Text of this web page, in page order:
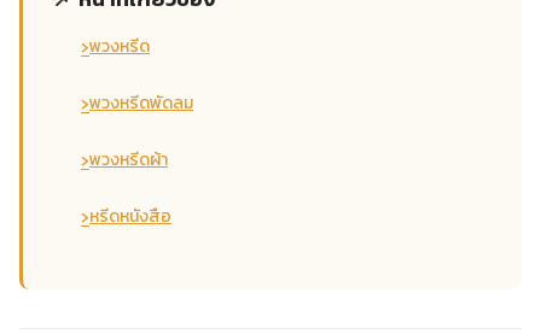
›พวงหรีด
›พวงหรีดพัดลม
›พวงหรีดผ้า
›หรีดหนังสือ